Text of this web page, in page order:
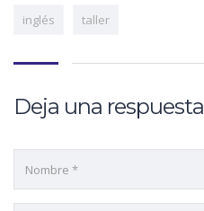
inglés taller
Deja una respuesta